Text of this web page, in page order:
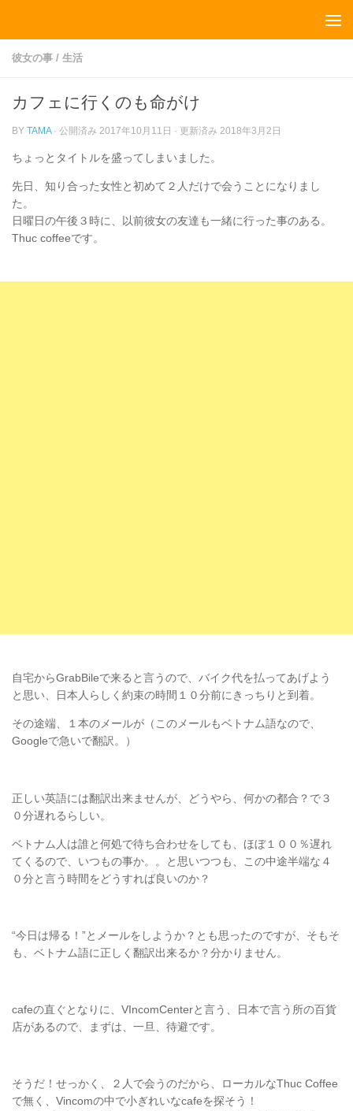
彼女の事 / 生活
カフェに行くのも命がけ
BY TAMA · 公開済み 2017年10月11日 · 更新済み 2018年3月2日
ちょっとタイトルを盛ってしまいました。
先日、知り合った女性と初めて２人だけで会うことになりまし
た。
日曜日の午後３時に、以前彼女の友達も一緒に行った事のある。
Thuc coffeeです。
自宅からGrabBileで来ると言うので、バイク代を払ってあげよう
と思い、日本人らしく約束の時間１０分前にきっちりと到着。
その途端、１本のメールが（このメールもベトナム語なので、
Googleで急いで翻訳。）
正しい英語には翻訳出来ませんが、どうやら、何かの都合？で３
０分遅れるらしい。
ベトナム人は誰と何処で待ち合わせをしても、ほぼ１００％遅れ
てくるので、いつもの事か。。と思いつつも、この中途半端な４
０分と言う時間をどうすれば良いのか？
“今日は帰る！”とメールをしようか？とも思ったのですが、そもそ
も、ベトナム語に正しく翻訳出来るか？分かりません。
cafeの直ぐとなりに、VIncomCenterと言う、日本で言う所の百貨
店があるので、まずは、一旦、待避です。
そうだ！せっかく、２人で会うのだから、ローカルなThuc Coffee
で無く、Vincomの中で小ぎれいなcafeを探そう！